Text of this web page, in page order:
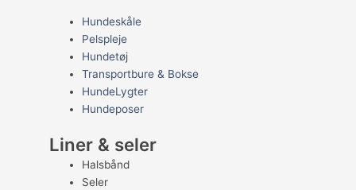
Hundeskåle
Pelspleje
Hundetøj
Transportbure & Bokse
HundeLygter
Hundeposer
Liner & seler
Halsbånd
Seler